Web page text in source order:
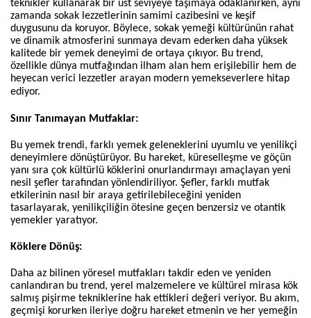
teknikler kullanarak bir üst seviyeye taşımaya odaklanırken, aynı
zamanda sokak lezzetlerinin samimi cazibesini ve keşif
duygusunu da koruyor. Böylece, sokak yemeği kültürünün rahat
ve dinamik atmosferini sunmaya devam ederken daha yüksek
kalitede bir yemek deneyimi de ortaya çıkıyor. Bu trend,
özellikle dünya mutfağından ilham alan hem erişilebilir hem de
heyecan verici lezzetler arayan modern yemekseverlere hitap
ediyor.
Sınır Tanımayan Mutfaklar:
Bu yemek trendi, farklı yemek geleneklerini uyumlu ve yenilikçi
deneyimlere dönüştürüyor. Bu hareket, küreselleşme ve göçün
yanı sıra çok kültürlü köklerini onurlandırmayı amaçlayan yeni
nesil şefler tarafından yönlendiriliyor. Şefler, farklı mutfak
etkilerinin nasıl bir araya getirilebileceğini yeniden
tasarlayarak, yenilikçiliğin ötesine geçen benzersiz ve otantik
yemekler yaratıyor.
Köklere Dönüş:
Daha az bilinen yöresel mutfakları takdir eden ve yeniden
canlandıran bu trend, yerel malzemelere ve kültürel mirasa kök
salmış pişirme tekniklerine hak ettikleri değeri veriyor. Bu akım,
geçmişi korurken ileriye doğru hareket etmenin ve her yemeğin